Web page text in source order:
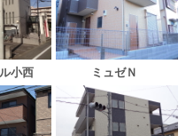
小西 ミュゼＮ